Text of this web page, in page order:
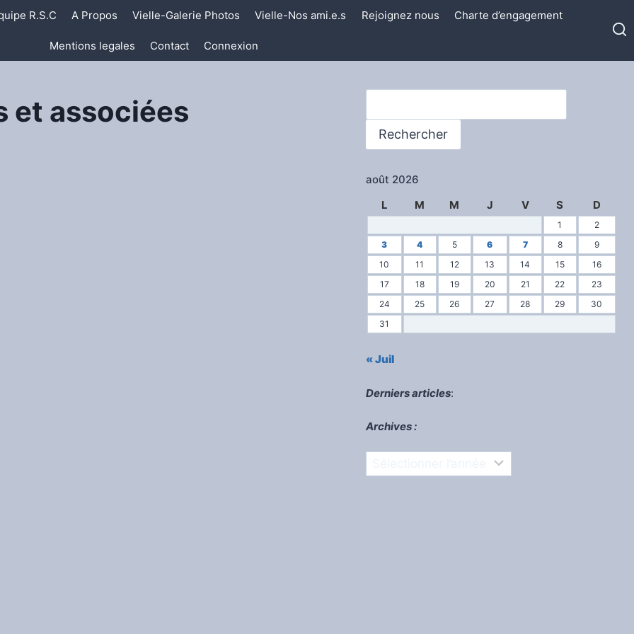
R.S.C A Propos Vielle-Galerie Photos Vielle-Nos ami.e.s Rejoignez nous Charte d’engagement
Mentions legales Contact Connexion
et associées
Rechercher
août 2026
L
M M J V S D
1
2
3
4 5 6 7 8
9
10
11 12 13 14 15
16
17
18 19 20 21 22
23
24
25 26 27 28 29
30
31
« Juil
Derniers articles:
Archives :